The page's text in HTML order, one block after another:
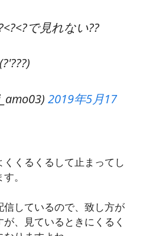
で見れない??
2019年5月17
くるくるして止まってし
。
信しているので、致し方が
、見ているときにくるく